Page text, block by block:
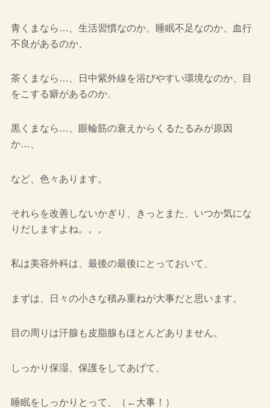
青くまなら…、生活習慣なのか、睡眠不足なのか、血行
不良があるのか、
茶くまなら…、日中紫外線を浴びやすい環境なのか、目
をこする癖があるのか、
黒くまなら…、眼輪筋の衰えからくるたるみが原因
か…、
など、色々あります。
それらを改善しないかぎり、きっとまた、いつか気にな
りだしますよね。。。
私は美容外科は、最後の最後にとっておいて、
まずは、日々の小さな積み重ねが大事だと思います。
目の周りは汗腺も皮脂腺もほとんどありません。
しっかり保湿、保護をしてあげて、
睡眠をしっかりとって、（←大事！）